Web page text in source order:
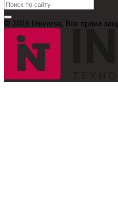
© 2026 Universe, Все права